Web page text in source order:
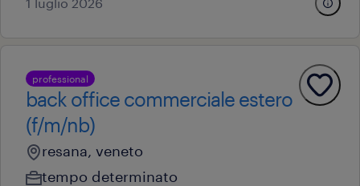
professional
back office commerciale estero
(f/m/nb)
resana, veneto
tempo determinato